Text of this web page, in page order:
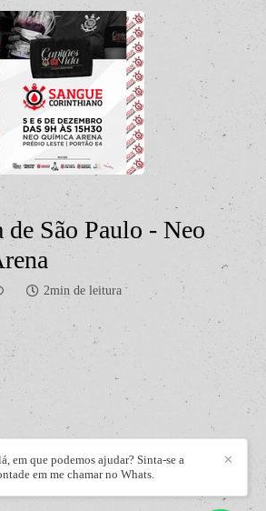
de São Paulo - Neo
2min de leitura
✕
em que podemos ajudar? Sinta-se a
em me chamar no Whats.